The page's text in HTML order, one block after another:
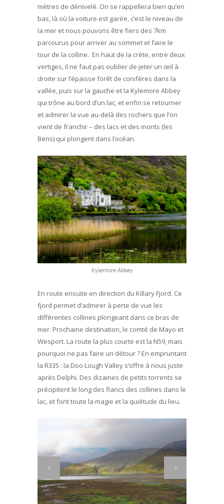
mètres de dénivelé. On se rappellera bien qu’en
bas, là où la voiture est garée, c’est le niveau de
la mer et nous pouvons être fiers des 7km
parcourus pour arriver au sommet et faire le
tour de la colline. En haut de la crète, entre deux
vertiges, il ne faut pas oublier de jeter un œil à
droite sur l’épaisse forêt de conifères dans la
vallée, puis sur la gauche et la Kylemore Abbey
qui trône au bord d’un lac, et enfin se retourner
et admirer la vue au-delà des rochers que l’on
vient de franchir – des lacs et des monts (les
Bens) qui plongent dans l’océan.
Kylemore Abbey
En route ensuite en direction du Killary Fjord. Ce
fjord permet d’admirer à perte de vue les
différentes collines plongeant dans ce bras de
mer. Prochaine destination, le comté de Mayo et
Wesport. La route la plus courte est la N59, mais
pourquoi ne pas faire un détour ? En empruntant
la R335 : la Doo Lough Valley s’offre à nous juste
après Delphi. Des dizaines de petits torrents se
précipitent le long des flancs des collines dans le
lac, et font toute la magie et la quiétude du lieu.